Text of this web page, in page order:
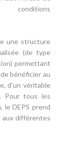
conditions
une structure
(de type
permettant
bénéficier au
d'un véritable
Pour tous les
le DEPS prend
aux différentes